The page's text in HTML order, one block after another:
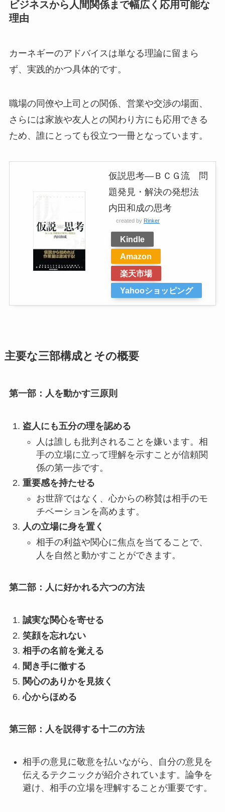
ビジネスから人間関係まで幅広く応用可能な
理由
カーネギーのアドバイスは単なる理論に留まら
ず、実践的かつ具体的です。
職場の同僚や上司との関係、営業や交渉の場面、
さらには家族や友人との関わり方にも応用できる
ため、誰にとっても役立つ一冊となっています。
仮説思考―ＢＣＧ流 問
題発見・解決の発想法
内田和成の思考
created by Rinker
Kindle
Amazon
楽天市場
Yahooショッピング
主要な三部構成とその概要
第一部：人を動かす三原則
盗人にも五分の理を認める
人は誰しも批判されることを嫌います。相
手の立場に立って理解を示すことが信頼関
係の第一歩です。
重要感を持たせる
お世辞ではなく、心からの称賛は相手のモ
チベーションを高めます。
人の立場に身を置く
相手の利益や関心に焦点を当てることで、
人を自然と動かすことができます。
第二部：人に好かれる六つの方法
誠実な関心を寄せる
笑顔を忘れない
相手の名前を覚える
聞き手に徹する
関心のありかを見抜く
心からほめる
第三部：人を説得する十二の方法
相手の意見に敬意を払いながら、自分の意見を
伝えるテクニックが紹介されています。論争を
避け、相手の立場を理解することが重要です。